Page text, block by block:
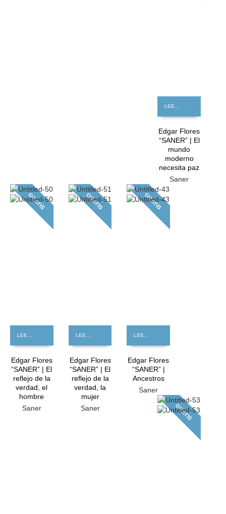
LEER MÁS
Edgar Flores
“SANER” | El
mundo
moderno
necesita paz
Saner
GRATIS
LEER MÁS
Edgar Flores
“SANER” | El
reflejo de la
verdad, el
hombre
Saner
GRATIS
LEER MÁS
Edgar Flores
“SANER” | El
reflejo de la
verdad, la
mujer
Saner
GRATIS
LEER MÁS
Edgar Flores
“SANER” |
Ancestros
Saner
GRATIS